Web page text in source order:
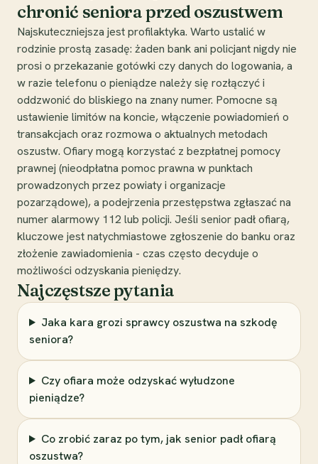
chronić seniora przed oszustwem
Najskuteczniejsza jest profilaktyka. Warto ustalić w
rodzinie prostą zasadę: żaden bank ani policjant nigdy nie
prosi o przekazanie gotówki czy danych do logowania, a
w razie telefonu o pieniądze należy się rozłączyć i
oddzwonić do bliskiego na znany numer. Pomocne są
ustawienie limitów na koncie, włączenie powiadomień o
transakcjach oraz rozmowa o aktualnych metodach
oszustw. Ofiary mogą korzystać z bezpłatnej pomocy
prawnej (nieodpłatna pomoc prawna w punktach
prowadzonych przez powiaty i organizacje
pozarządowe), a podejrzenia przestępstwa zgłaszać na
numer alarmowy 112 lub policji. Jeśli senior padł ofiarą,
kluczowe jest natychmiastowe zgłoszenie do banku oraz
złożenie zawiadomienia - czas często decyduje o
możliwości odzyskania pieniędzy.
Najczęstsze pytania
Jaka kara grozi sprawcy oszustwa na szkodę
seniora?
Czy ofiara może odzyskać wyłudzone
pieniądze?
Co zrobić zaraz po tym, jak senior padł ofiarą
oszustwa?